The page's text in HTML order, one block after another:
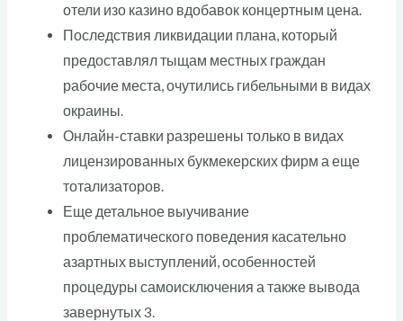
отели изо казино вдобавок концертным цена.
Последствия ликвидации плана, который
предоставлял тыщам местных граждан
рабочие места, очутились гибельными в видах
окраины.
Онлайн-ставки разрешены только в видах
лицензированных букмекерских фирм а еще
тотализаторов.
Еще детальное выучивание
проблематического поведения касательно
азартных выступлений, особенностей
процедуры самоисключения а также вывода
завернутых 3.